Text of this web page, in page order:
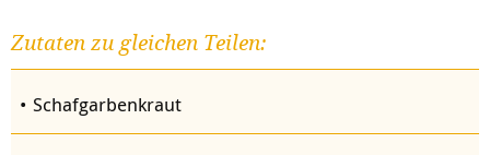
Zutaten zu gleichen Teilen:
Schafgarbenkraut